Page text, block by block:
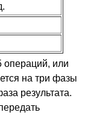
или
на три фазы
результата.